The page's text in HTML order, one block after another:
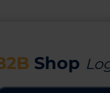
Shop